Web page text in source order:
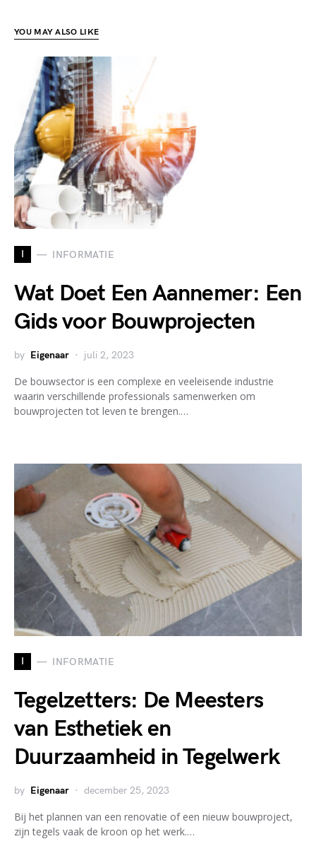
YOU MAY ALSO LIKE
I INFORMATIE
Wat Doet Een Aannemer: Een
Gids voor Bouwprojecten
by Eigenaar juli 2, 2023
De bouwsector is een complexe en veeleisende industrie
waarin verschillende professionals samenwerken om
bouwprojecten tot leven te brengen.…
I INFORMATIE
Tegelzetters: De Meesters
van Esthetiek en
Duurzaamheid in Tegelwerk
by Eigenaar december 25, 2023
Bij het plannen van een renovatie of een nieuw bouwproject,
zijn tegels vaak de kroon op het werk.…